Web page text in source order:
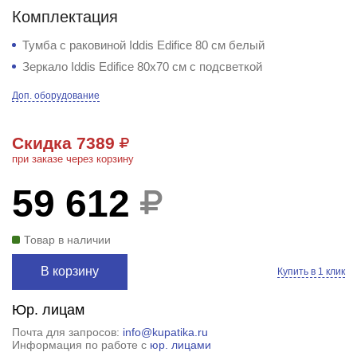
Комплектация
Тумба с раковиной Iddis Edifice 80 см белый
Зеркало Iddis Edifice 80x70 см с подсветкой
Доп. оборудование
Скидка 7389
при заказе через корзину
59 612
Товар в наличии
В корзину Купить в 1 клик
Юр. лицам
Почта для запросов: info@kupatika.ru
Информация по работе с юр. лицами